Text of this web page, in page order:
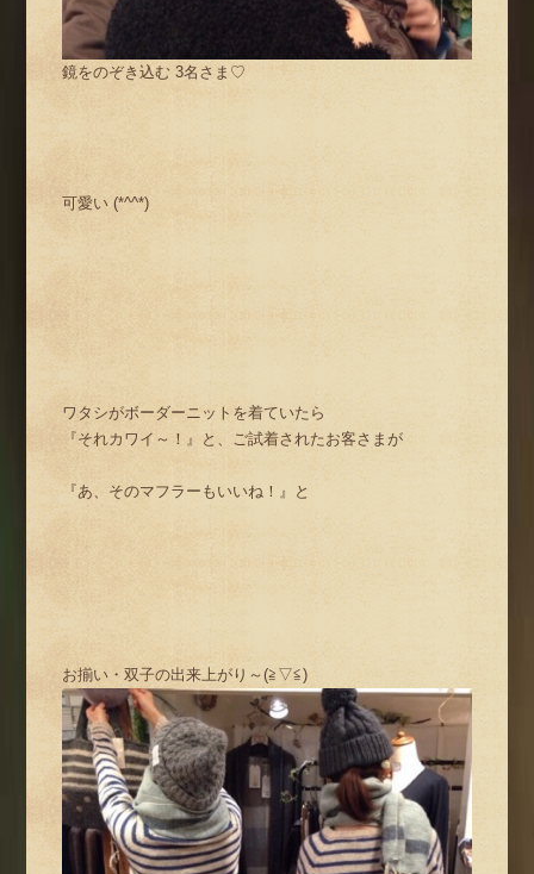
鏡をのぞき込む 3名さま♡
可愛い (*^^*)
ワタシがボーダーニットを着ていたら
『それカワイ～！』と、ご試着されたお客さまが
『あ、そのマフラーもいいね！』と
お揃い・双子の出来上がり～(≧▽≦)